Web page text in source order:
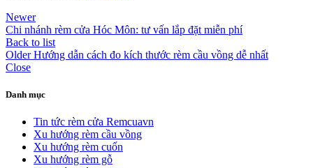
Newer
Chi nhánh rèm cửa Hóc Môn: tư vấn lắp đặt miễn phí
Back to list
Older Hướng dẫn cách đo kích thước rèm cầu vồng dễ nhất
Close
Danh mục
Tin tức rèm cửa Remcuavn
Xu hướng rèm cầu vồng
Xu hướng rèm cuốn
Xu hướng rèm gỗ